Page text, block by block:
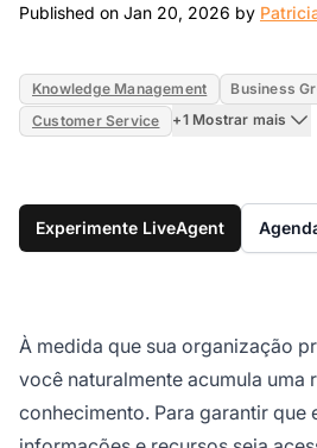
Published on Jan 20, 2026 by
Knowledge Management Business
Customer Service
+1 Mostrar mais
Experimente LiveAgent
À medida que sua organização
você naturalmente acumula uma
conhecimento. Para garantir que